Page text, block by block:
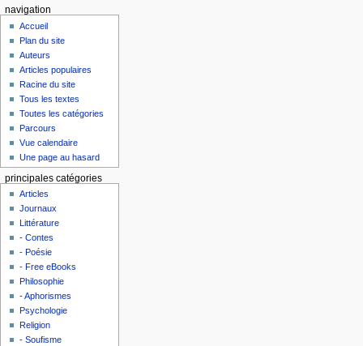
navigation
Accueil
Plan du site
Auteurs
Articles populaires
Racine du site
Tous les textes
Toutes les catégories
Parcours
Vue calendaire
Une page au hasard
principales catégories
Articles
Journaux
Littérature
- Contes
- Poésie
- Free eBooks
Philosophie
- Aphorismes
Psychologie
Religion
- Soufisme